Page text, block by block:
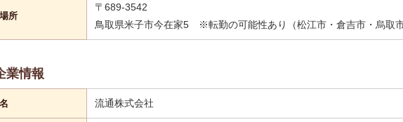
所
〒689-3542
鳥取県米子市今在家5 ※転勤の可能性あり（松江市・倉吉市・烏取市
業情報
流通株式会社